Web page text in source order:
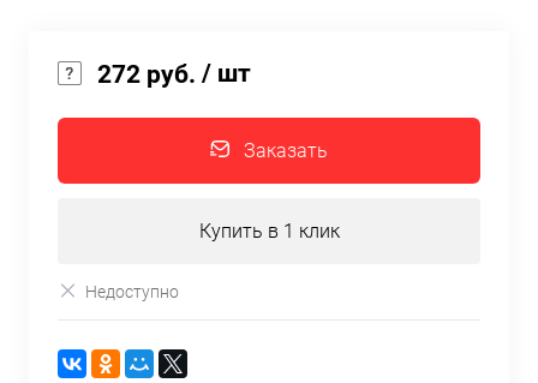
272 руб. / шт
Заказать
Купить в 1 клик
Недоступно